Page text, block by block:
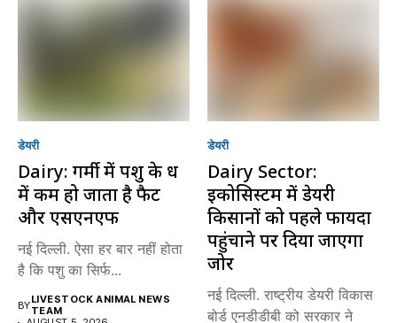
डेयरी
Dairy: गर्मी में पशु के दूध
में कम हो जाता है फैट
और एसएनएफ
नई दिल्ली. ऐसा हर बार नहीं होता
है कि पशु का सिर्फ...
BYLIVESTOCK ANIMAL NEWS
TEAM
डेयरी
Dairy Sector:
इकोसिस्टम में डेयरी
किसानों को पहले फायदा
पहुंचाने पर दिया जाएगा
जोर
नई दिल्ली. राष्ट्रीय डेयरी विकास
बोर्ड एनडीडीबी को सरकार ने